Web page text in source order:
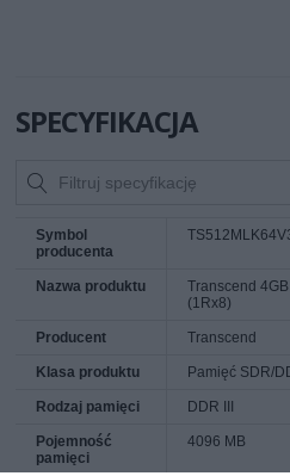
SPECYFIKACJA
Symbol
producenta
Nazwa produktu
Transcend
(1Rx8)
Producent Transcend
Klasa produktu Pamięć SDR/
Rodzaj pamięci DDR III
Pojemność
pamięci
4096 MB